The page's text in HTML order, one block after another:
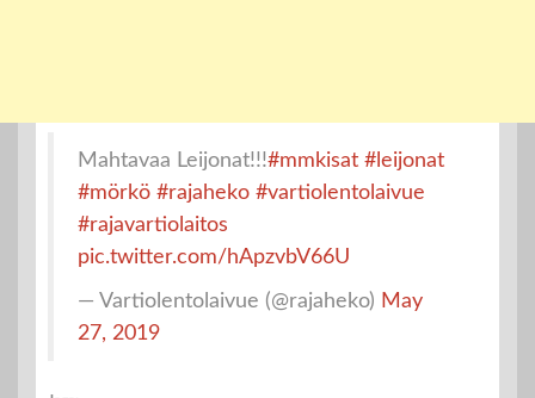
Mahtavaa Leijonat!!!#mmkisat #leijonat
#mörkö #rajaheko #vartiolentolaivue
#rajavartiolaitos
pic.twitter.com/hApzvbV66U
— Vartiolentolaivue (@rajaheko) May
27, 2019